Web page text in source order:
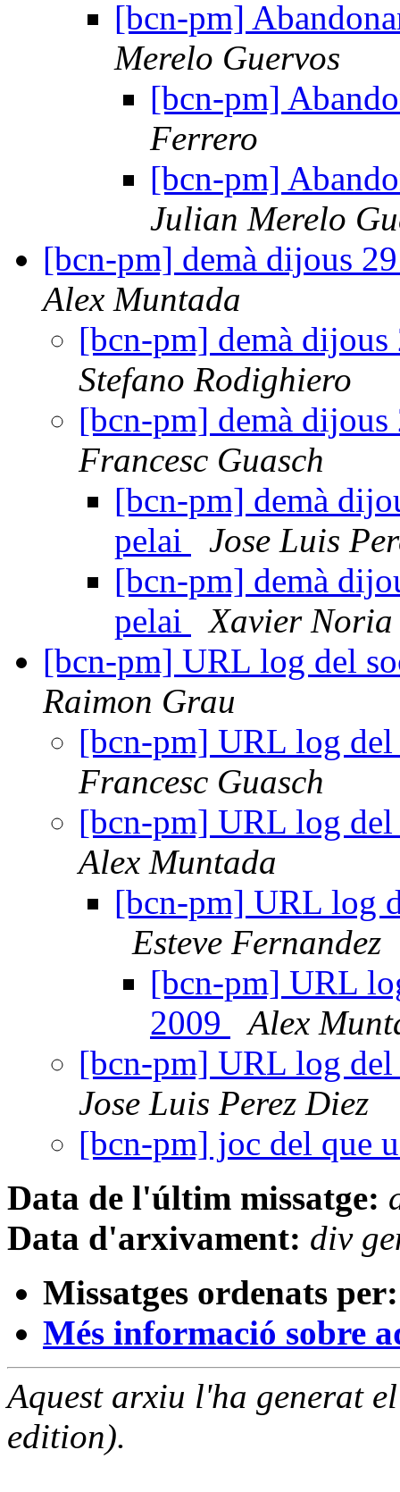
[bcn-pm]
Merelo Guervos
[bcn-pm]
Ferrero
[bcn-pm]
Julian Merelo
[bcn-pm] demà dijous
Alex Muntada
[bcn-pm] demà
Stefano Rodighiero
[bcn-pm] demà
Francesc Guasch
[bcn-pm] demà
pelai
Jose Luis
[bcn-pm] demà
pelai
Xavier Noria
[bcn-pm] URL log del
Raimon Grau
[bcn-pm] URL log
Francesc Guasch
[bcn-pm] URL log
Alex Muntada
[bcn-pm] URL log
Esteve Fernandez
[bcn-pm] URL
2009
Alex
[bcn-pm] URL log
Jose Luis Perez Diez
[bcn-pm] joc del que
Data de l'últim missatge:
Data d'arxivament: div
Missatges ordenats per:
Més informació sobre
Aquest arxiu l'ha generat
edition).